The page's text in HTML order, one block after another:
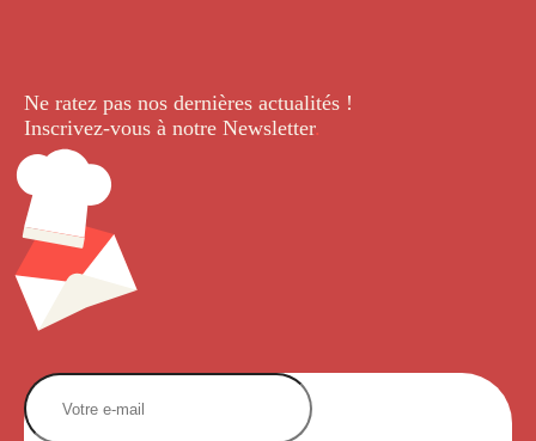
Ne ratez pas nos dernières actualités !
Inscrivez-vous à notre Newsletter.